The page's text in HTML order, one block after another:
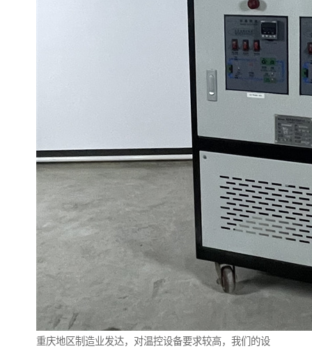
重庆地区制造业发达，对温控设备要求较高，我们的设